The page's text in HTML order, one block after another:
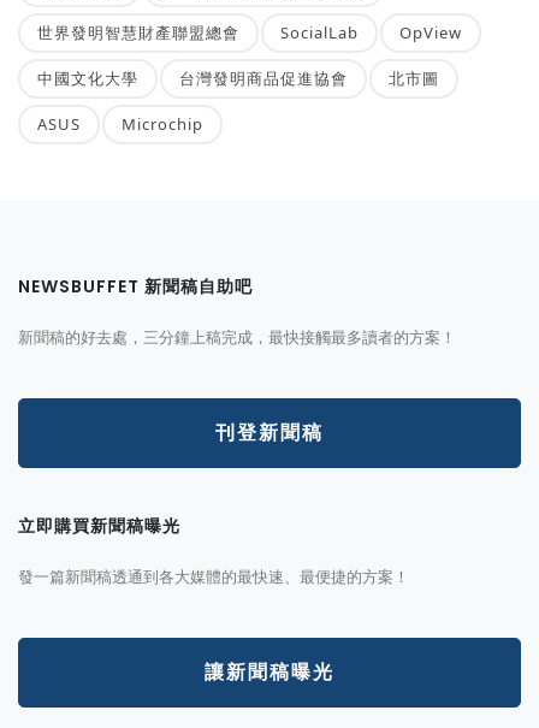
世界發明智慧財產聯盟總會 SocialLab OpView
中國文化大學 台灣發明商品促進協會 北市圖
ASUS Microchip
NEWSBUFFET 新聞稿自助吧
新聞稿的好去處，三分鐘上稿完成，最快接觸最多讀者的方案！
刊登新聞稿
立即購買新聞稿曝光
發一篇新聞稿透通到各大媒體的最快速、最便捷的方案！
讓新聞稿曝光